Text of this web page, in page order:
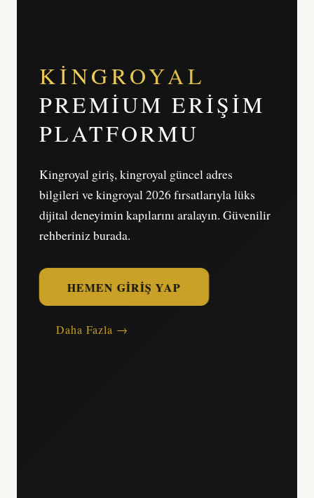
KINGROYAL
PREMIUM ERIŞIM
PLATFORMU
Kingroyal giriş, kingroyal güncel adres
bilgileri ve kingroyal 2026 fırsatlarıyla lüks
dijital deneyimin kapılarını aralayın. Güvenilir
rehberiniz burada.
HEMEN GIRIŞ YAP
Daha Fazla →